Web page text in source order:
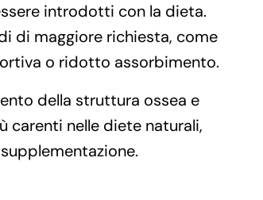
introdotti con la dieta.
di maggiore richiesta, come
o ridotto assorbimento.
della struttura ossea e
carenti nelle diete naturali,